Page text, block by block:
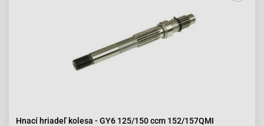
Hnací hriadeľ kolesa - GY6 125/150 ccm 152/157QMI